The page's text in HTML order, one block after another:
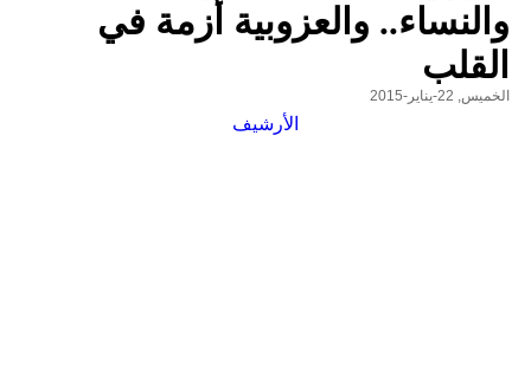
والنساء.. والعزوبية أزمة في
القلب
الخميس, 22-يناير-2015
الأرشيف